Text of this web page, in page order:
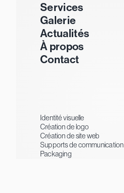
Services
Galerie
Actualités
À propos
Contact
Identité visuelle
Création de logo
Création de site web
Supports de communication
Packaging